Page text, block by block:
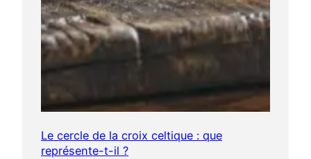
Le cercle de la croix celtique : que
représente-t-il ?